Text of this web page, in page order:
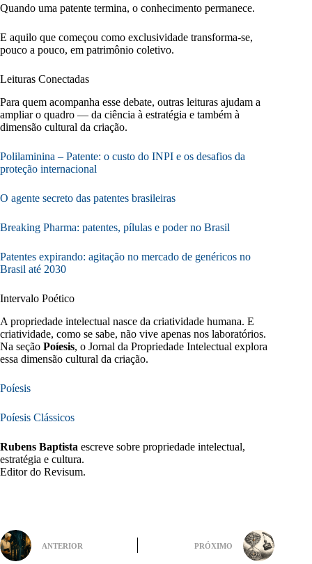
Quando uma patente termina, o conhecimento permanece.
E aquilo que começou como exclusividade transforma-se,
pouco a pouco, em patrimônio coletivo.
Leituras Conectadas
Para quem acompanha esse debate, outras leituras ajudam a
ampliar o quadro — da ciência à estratégia e também à
dimensão cultural da criação.
Polilaminina – Patente: o custo do INPI e os desafios da
proteção internacional
O agente secreto das patentes brasileiras
Breaking Pharma: patentes, pílulas e poder no Brasil
Patentes expirando: agitação no mercado de genéricos no
Brasil até 2030
Intervalo Poético
A propriedade intelectual nasce da criatividade humana. E
criatividade, como se sabe, não vive apenas nos laboratórios.
Na seção Poíesis, o Jornal da Propriedade Intelectual explora
essa dimensão cultural da criação.
Poíesis
Poíesis Clássicos
Rubens Baptista escreve sobre propriedade intelectual,
estratégia e cultura.
Editor do Revisum.
ANTERIOR PRÓXIMO